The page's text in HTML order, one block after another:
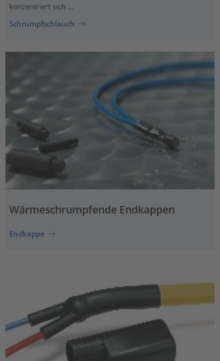
konzentriert sich ...
Schrumpfschlauch
Wärmeschrumpfende Endkappen
Endkappe